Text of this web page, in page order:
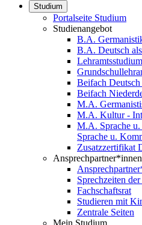
Studium
Portalseite Studium
Studienangebot
B.A.
B.A. Deutsch
Beifach Deutsch
Beifach
M.A.
M.A. Kultur -
M.A. Sprache
Sprache u.
Zusatzzertifikat
Ansprechpartner*innen
Sprechzeiten
Fachschaftsrat
Studieren mit
Zentrale Seiten
Mein Studium